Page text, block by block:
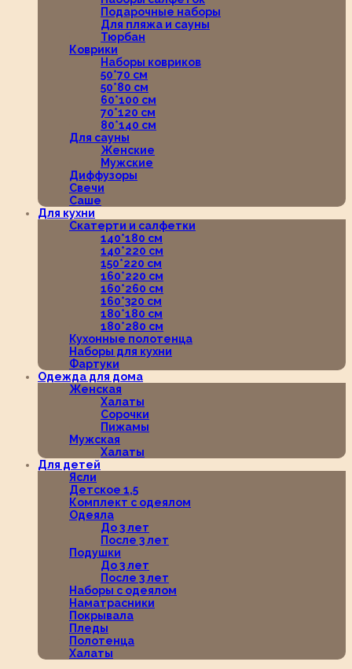
Подарочные наборы
Для пляжа и сауны
Тюрбан
Коврики
Наборы ковриков
50*70 см
50*80 см
60*100 см
70*120 см
80*140 см
Для сауны
Женские
Мужские
Диффузоры
Свечи
Саше
Для кухни
Скатерти и салфетки
140*180 см
140*220 см
150*220 см
160*220 см
160*260 см
160*320 см
180*180 см
180*280 см
Кухонные полотенца
Наборы для кухни
Фартуки
Одежда для дома
Женская
Халаты
Сорочки
Пижамы
Мужская
Халаты
Для детей
Ясли
Детское 1,5
Комплект с одеялом
Одеяла
До 3 лет
После 3 лет
Подушки
До 3 лет
После 3 лет
Наборы с одеялом
Наматрасники
Покрывала
Пледы
Полотенца
Халаты